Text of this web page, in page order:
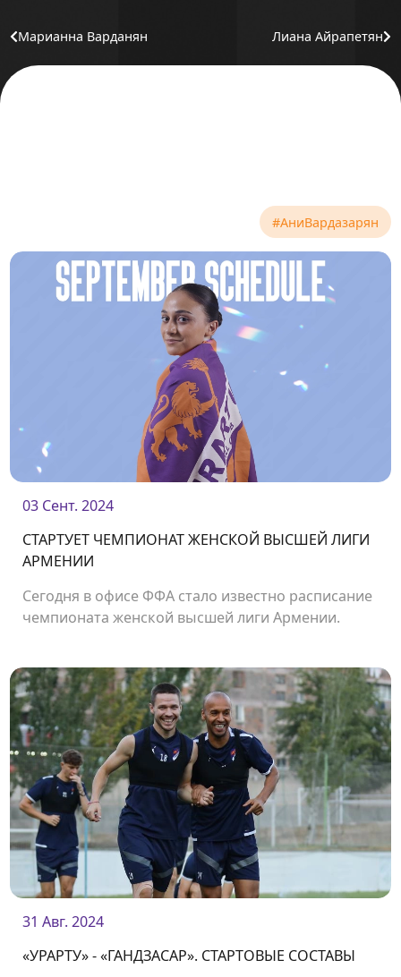
Марианна Варданян Лиана Айрапетян
#АниВардазарян
03 Сент. 2024
СТАРТУЕТ ЧЕМПИОНАТ ЖЕНСКОЙ ВЫСШЕЙ ЛИГИ
АРМЕНИИ
Сегодня в офисе ФФА стало известно расписание
чемпионата женской высшей лиги Армении.
31 Авг. 2024
«УРАРТУ» - «ГАНДЗАСАР». СТАРТОВЫЕ СОСТАВЫ